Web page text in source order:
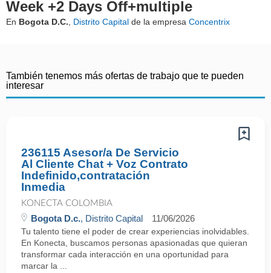
Week +2 Days Off+multiple
En Bogota D.C. Distrito Capital de la empresa Concentrix
También tenemos más ofertas de trabajo que te pueden
interesar
236115 Asesor/a De Servicio
Al Cliente Chat + Voz Contrato
Indefinido,contratación
Inmedia
KONECTA COLOMBIA
Bogota D.c., Distrito Capital 11/06/2026
Tu talento tiene el poder de crear experiencias inolvidables.
En Konecta, buscamos personas apasionadas que quieran
transformar cada interacción en una oportunidad para
marcar la ...